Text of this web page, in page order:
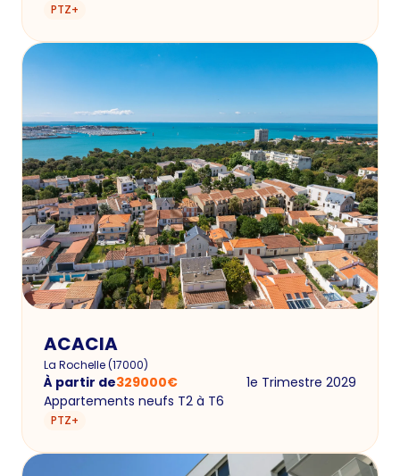
PTZ+
ACACIA
La Rochelle(17000)
À partir de329000€
1e Trimestre 2029
Appartements neufs T2 à T6
PTZ+